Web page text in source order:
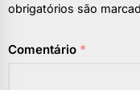
obrigatórios são
Comentário *